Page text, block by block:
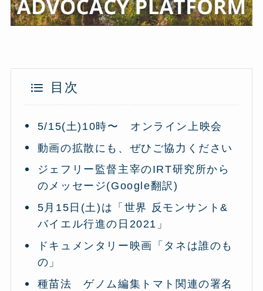
目次
5/15(土)10時〜 オンライン上映会
動画の拡散にも、ぜひご協力ください
ジェフリー監督主宰のIRT研究所から
のメッセージ(Google翻訳)
5月15日(土)は「世界 反モンサント&
バイエル行進の日2021」
ドキュメンタリー映画「タネは誰のも
の」
種苗法 ゲノム編集トマト関連の署名